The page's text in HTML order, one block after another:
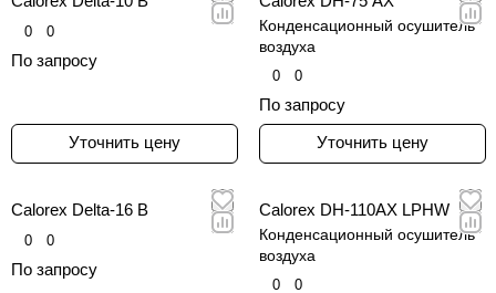
0 0
По запросу
Уточнить цену
Конденсационный осушитель
воздуха
0 0
По запросу
Уточнить цену
Calorex Delta-16 B
0 0
По запросу
Calorex DH-110AX LPHW
Конденсационный осушитель
воздуха
0 0